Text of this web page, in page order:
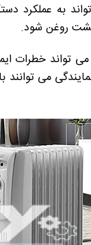
به عملکرد
روغن شود.
خطرات
می توانند